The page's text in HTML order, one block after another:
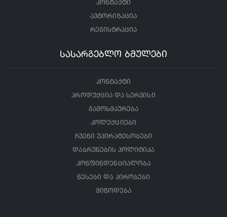
კონტაქტი
ავტორიზაცია
რეგისტრაცია
სასარგებლო ბმულები
კონტაქტი
პროდუქცია და სერვისი
გამოხმაურება
კოლექციები
ჩვენი უპირატესობები
დაბრუნების პოლიტიკა
კონფინდენციალობა
წესები და პირობები
მიწოდება